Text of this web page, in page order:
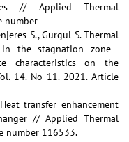
// Applied Thermal
number
S., Gurgul S. Thermal
in the stagnation zone—
characteristics on the
14. No 11. 2021. Article
transfer enhancement
// Applied Thermal
number 116533.